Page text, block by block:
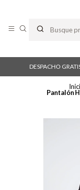
DESPACHO
Pantalón